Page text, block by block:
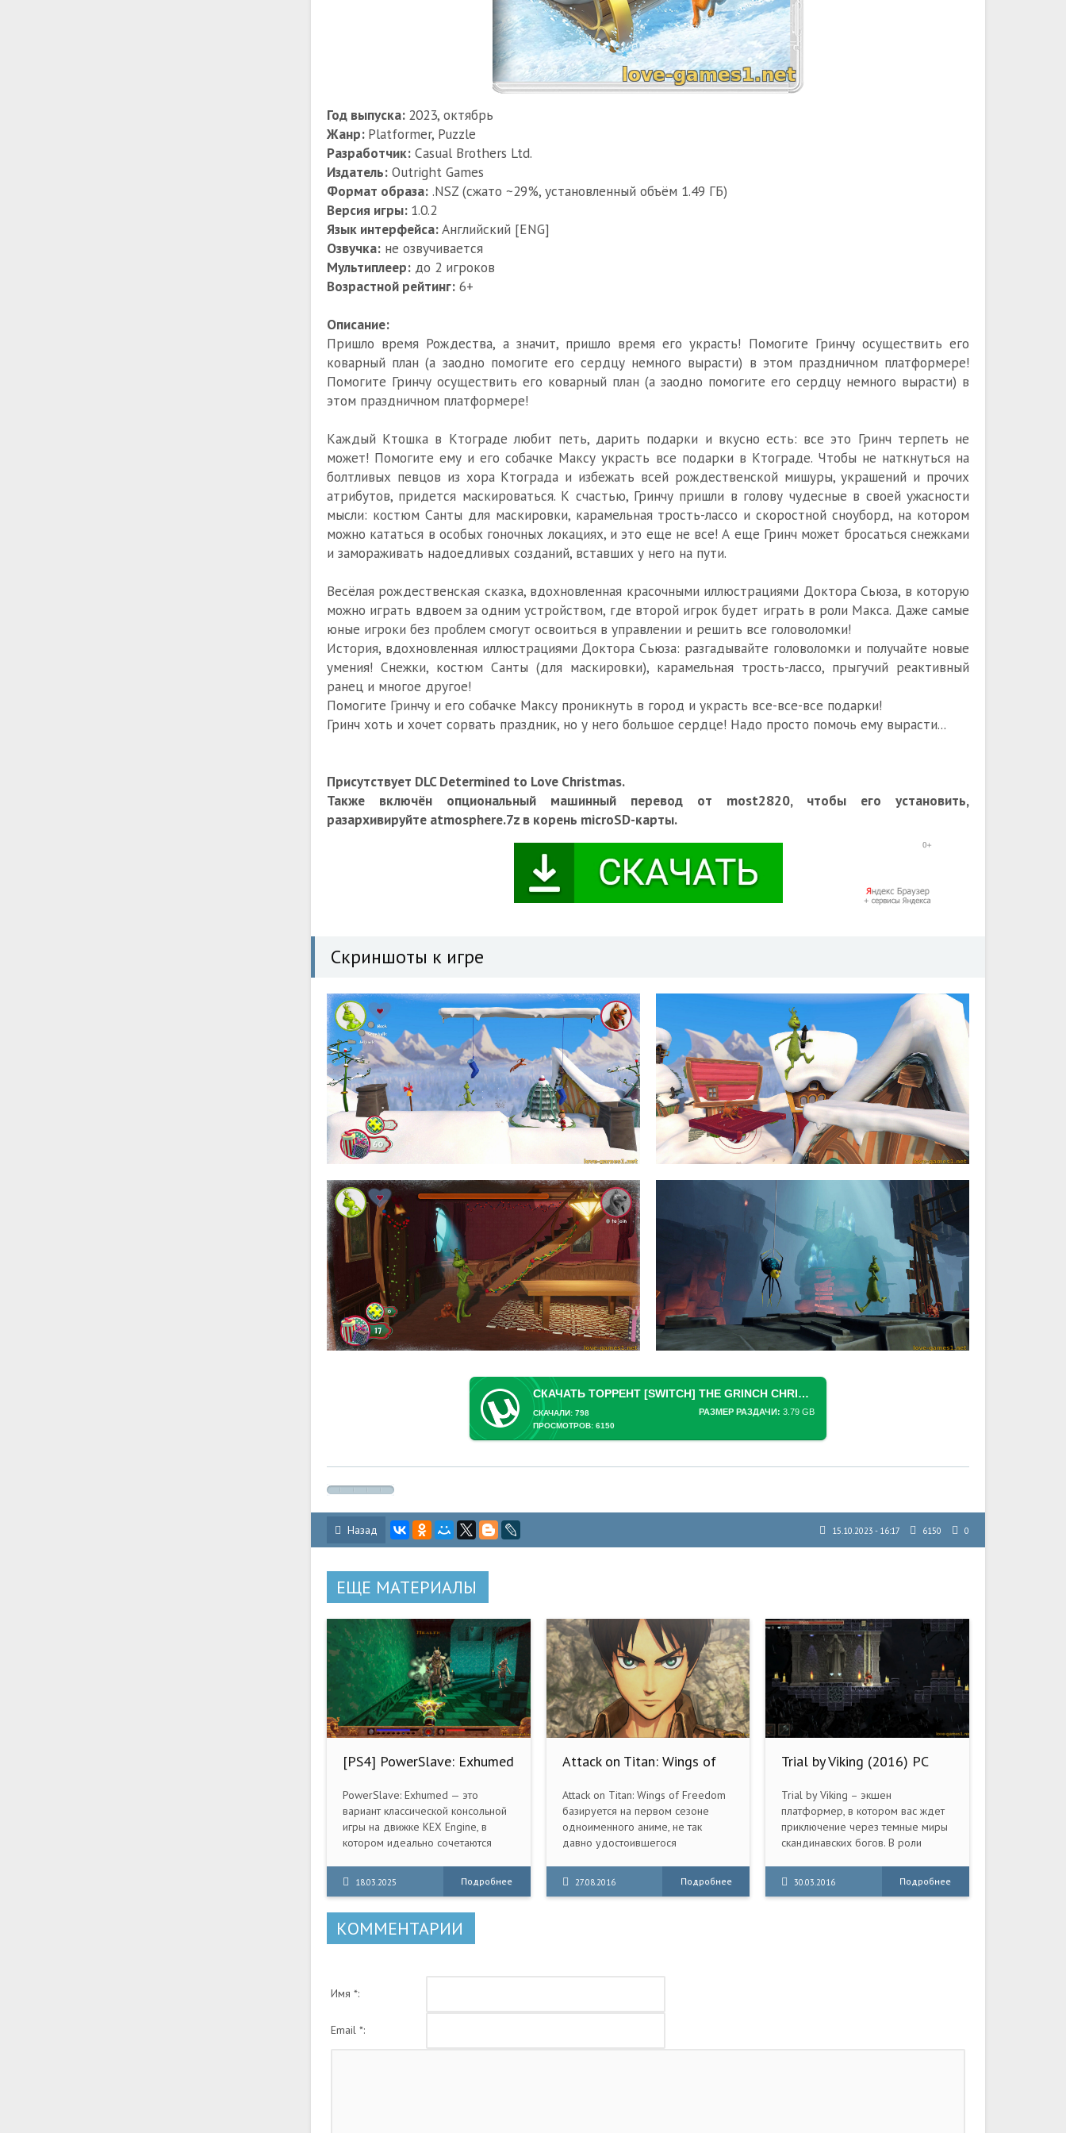
Год выпуска: 2023, октябрь
Жанр: Platformer, Puzzle
Разработчик: Casual Brothers Ltd.
Издатель: Outright Games
Формат образа: .NSZ (сжато ~29%, установленный объём 1.49 ГБ)
Версия игры: 1.0.2
Язык интерфейса:Английский [ENG]
Озвучка: не озвучивается
Мультиплеер: до 2 игроков
Возрастной рейтинг: 6+
Описание:
Пришло время Рождества, а значит, пришло время его украсть! Помогите Гринчу осуществить его
коварный план (а заодно помогите его сердцу немного вырасти) в этом праздничном платформере!
Помогите Гринчу осуществить его коварный план (а заодно помогите его сердцу немного вырасти) в
этом праздничном платформере!
Каждый Ктошка в Ктограде любит петь, дарить подарки и вкусно есть: все это Гринч терпеть не
может! Помогите ему и его собачке Максу украсть все подарки в Ктограде. Чтобы не наткнуться на
болтливых певцов из хора Ктограда и избежать всей рождественской мишуры, украшений и прочих
атрибутов, придется маскироваться. К счастью, Гринчу пришли в голову чудесные в своей ужасности
мысли: костюм Санты для маскировки, карамельная трость-лассо и скоростной сноуборд, на котором
можно кататься в особых гоночных локациях, и это еще не все! А еще Гринч может бросаться снежками
и замораживать надоедливых созданий, вставших у него на пути.
Весёлая рождественская сказка, вдохновленная красочными иллюстрациями Доктора Сьюза, в которую
можно играть вдвоем за одним устройством, где второй игрок будет играть в роли Макса. Даже самые
юные игроки без проблем смогут освоиться в управлении и решить все головоломки!
История, вдохновленная иллюстрациями Доктора Сьюза: разгадывайте головоломки и получайте новые
умения! Снежки, костюм Санты (для маскировки), карамельная трость-лассо, прыгучий реактивный
ранец и многое другое!
Помогите Гринчу и его собачке Максу проникнуть в город и украсть все-все-все подарки!
Гринч хоть и хочет сорвать праздник, но у него большое сердце! Надо просто помочь ему вырасти...
Присутствует DLC Determined to Love Christmas.
Также включён опциональный машинный перевод от most2820, чтобы его установить,
разархивируйте atmosphere.7z в корень microSD-карты.
Скриншоты к игре
СКАЧАТЬ ТОРРЕНТ [SWITCH] THE GRINCH CHRISTMAS ADVENTURES (ГРИНЧ: РОЖДЕСТВЕНСКИЕ ПРИКЛЮЧЕНИЯ) [NSZ][RUS (MOD.)/ENG]
РАЗМЕР РАЗДАЧИ: 3.79 GB
СКАЧАЛИ: 798
ПРОСМОТРОВ: 6150
Назад 15.10.2023 - 16:17 6150 0
ЕЩЕ МАТЕРИАЛЫ
[PS4] PowerSlave: Exhumed
(CUSA30926) [1.04]
PowerSlave: Exhumed — это
вариант классической консольной
игры на движке KEX Engine, в
котором идеально сочетаются
18.03.2025 Подробнее
Attack on Titan: Wings of
Attack on Titan: Wings of Freedom
базируется на первом сезоне
одноименного аниме, не так
давно удостоившегося
нашествии армии гигантских
людоедов, сумевших практически
27.08.2016 Подробнее
Trial by Viking (2016) PC
Trial by Viking – экшен
платформер, в котором вас ждет
приключение через темные миры
скандинавских богов. В роли
исследовать огромное количество
мрачных подземелий, отыскать
30.03.2016 Подробнее
КОММЕНТАРИИ
Имя *:
Email *: